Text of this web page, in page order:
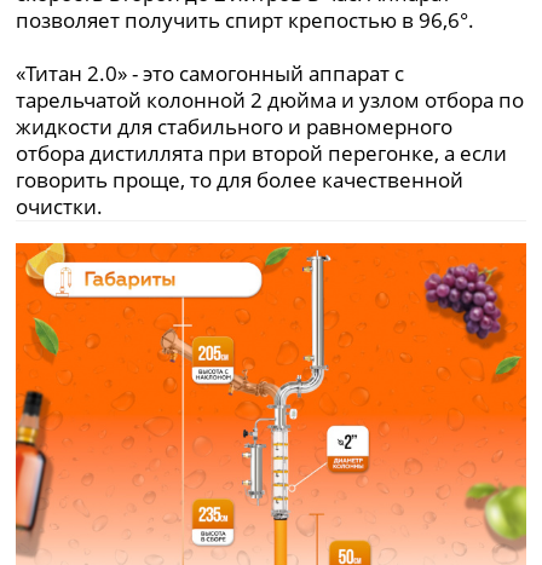
позволяет получить спирт крепостью в 96,6°.
«Титан 2.0» - это самогонный аппарат с
тарельчатой колонной 2 дюйма и узлом отбора по
жидкости для стабильного и равномерного
отбора дистиллята при второй перегонке, а если
говорить проще, то для более качественной
очистки.